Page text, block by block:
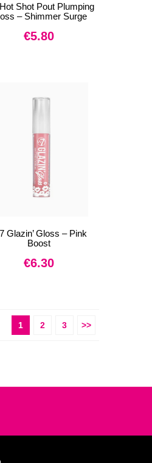
Shot Pout Plumping
– Shimmer Surge
€5.80
Glazin’ Gloss – Pink
Boost
€6.30
1 2 3 >>